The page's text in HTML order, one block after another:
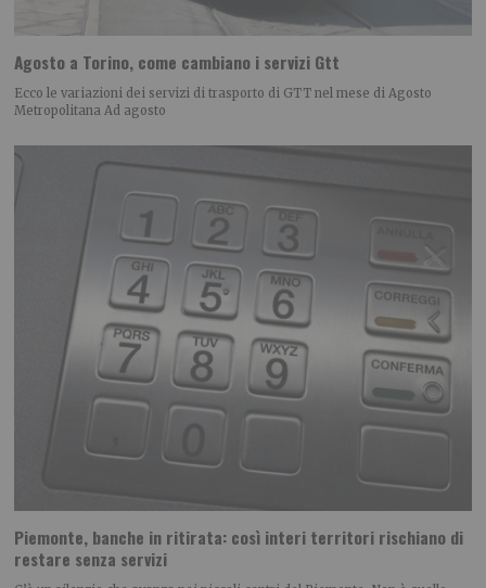
Agosto a Torino, come cambiano i servizi Gtt
Ecco le variazioni dei servizi di trasporto di GTT nel mese di Agosto
Metropolitana Ad agosto
Piemonte, banche in ritirata: così interi territori rischiano di
restare senza servizi